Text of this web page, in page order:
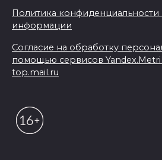
Политика
информации
Согласие на обработку
помощью сервисов
top.mail.ru